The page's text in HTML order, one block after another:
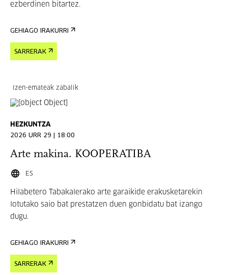
ezberdinen bitartez.
GEHIAGO IRAKURRI
SARRERAK
Izen-emateak zabalik
HEZKUNTZA
2026 URR 29 | 18:00
Arte makina. KOOPERATIBA
ES
Hilabetero Tabakalerako arte garaikide erakusketarekin
lotutako saio bat prestatzen duen gonbidatu bat izango
dugu.
GEHIAGO IRAKURRI
SARRERAK